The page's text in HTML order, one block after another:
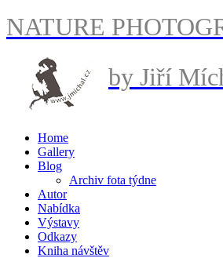
NATURE
by Jiří
Home
Gallery
Blog
Archiv fota týdne
Autor
Nabídka
Výstavy
Odkazy
Kniha návštěv